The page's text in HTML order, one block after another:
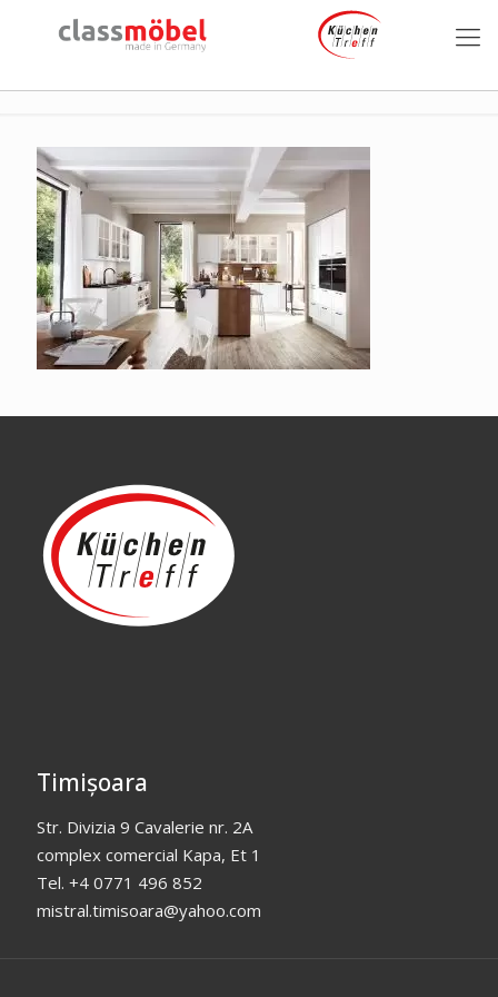
Timișoara
Str. Divizia 9 Cavalerie nr. 2A
complex comercial Kapa, Et 1
Tel. +4 0771 496 852
mistral.timisoara@yahoo.com